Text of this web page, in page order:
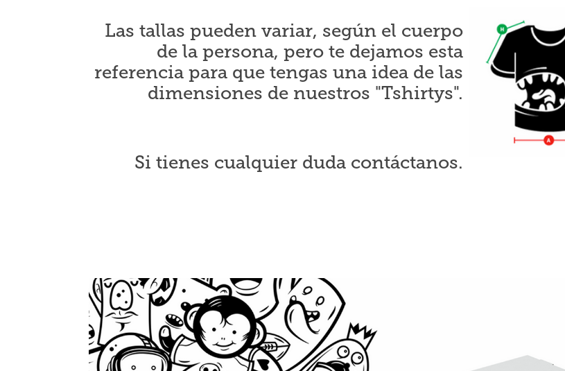
Las tallas pueden variar, según el cuerpo
de la persona, pero te dejamos esta
referencia para que tengas una idea de las
dimensiones de nuestros "Tshirtys".
Si tienes cualquier duda contáctanos.